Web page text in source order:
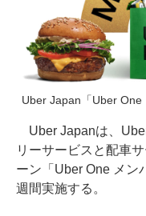
Uber Japan「Uber One
Uber Japanは、
リーサービスと配車
ーン「Uber One メン
週間実施する。